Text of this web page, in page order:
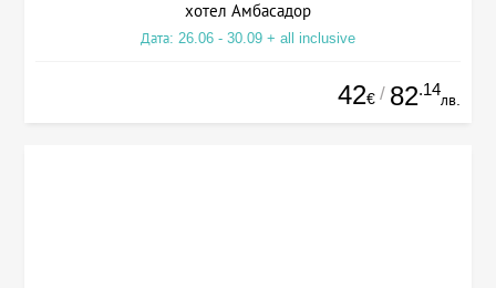
хотел Амбасадор
Дата: 26.06 - 30.09 + all inclusive
42€ / 82.14
лв.